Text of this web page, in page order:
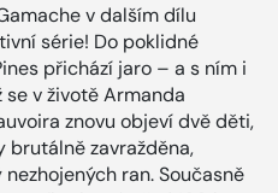
v dalším dílu
série! Do poklidné
přichází jaro – a s ním i
v životě Armanda
znovu objeví dvě děti,
zavražděna,
ran. Současně